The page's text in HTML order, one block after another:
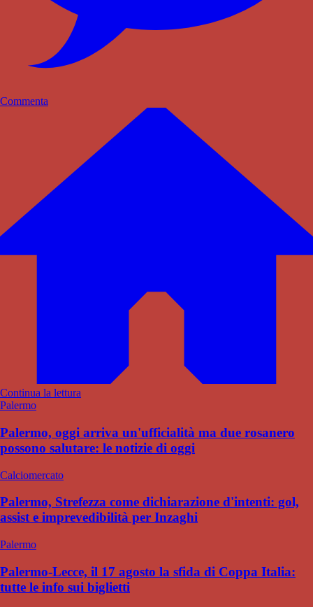
Commenta
Continua la lettura
Palermo
Palermo, oggi arriva un'ufficialità ma due rosanero
possono salutare: le notizie di oggi
Calciomercato
Palermo, Strefezza come dichiarazione d'intenti: gol,
assist e imprevedibilità per Inzaghi
Palermo
Palermo-Lecce, il 17 agosto la sfida di Coppa Italia:
tutte le info sui biglietti